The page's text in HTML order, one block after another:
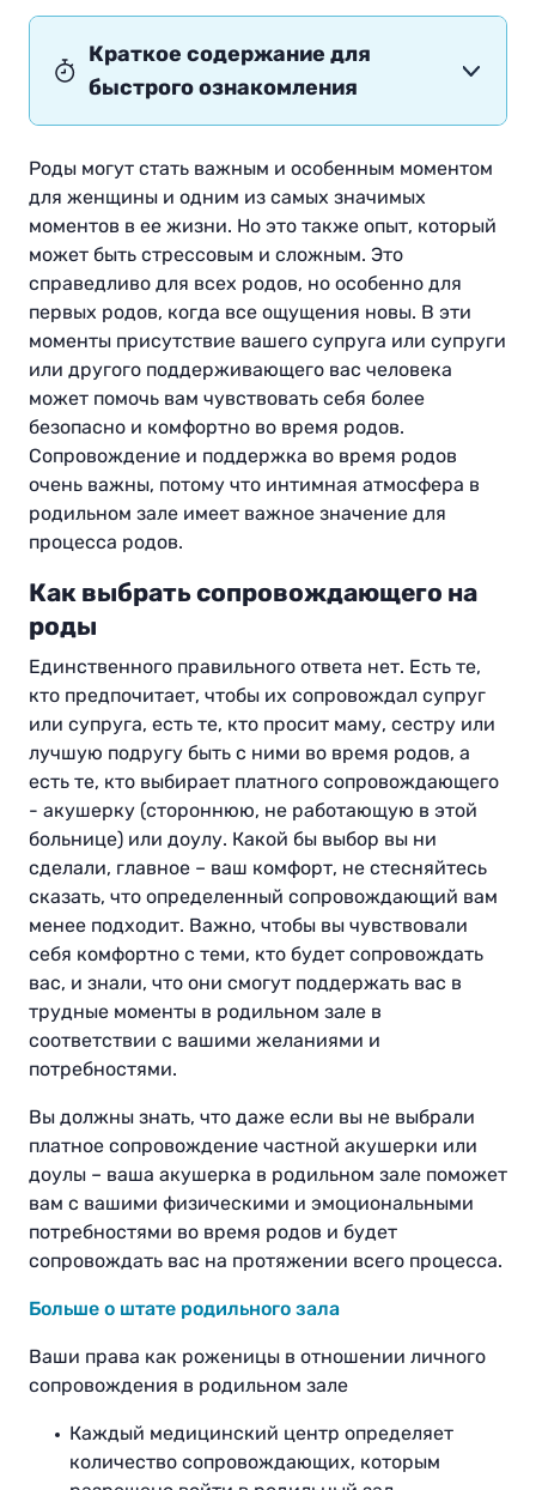
Краткое содержание для
быстрого ознакомления
Роды могут стать важным и особенным моментом
для женщины и одним из самых значимых
моментов в ее жизни. Но это также опыт, который
может быть стрессовым и сложным. Это
справедливо для всех родов, но особенно для
первых родов, когда все ощущения новы. В эти
моменты присутствие вашего супруга или супруги
или другого поддерживающего вас человека
может помочь вам чувствовать себя более
безопасно и комфортно во время родов.
Сопровождение и поддержка во время родов
очень важны, потому что интимная атмосфера в
родильном зале имеет важное значение для
процесса родов.
Как выбрать сопровождающего на
роды
Единственного правильного ответа нет. Есть те,
кто предпочитает, чтобы их сопровождал супруг
или супруга, есть те, кто просит маму, сестру или
лучшую подругу быть с ними во время родов, а
есть те, кто выбирает платного сопровождающего
- акушерку (стороннюю, не работающую в этой
больнице) или доулу. Какой бы выбор вы ни
сделали, главное – ваш комфорт, не стесняйтесь
сказать, что определенный сопровождающий вам
менее подходит. Важно, чтобы вы чувствовали
себя комфортно с теми, кто будет сопровождать
вас, и знали, что они смогут поддержать вас в
трудные моменты в родильном зале в
соответствии с вашими желаниями и
потребностями.
Вы должны знать, что даже если вы не выбрали
платное сопровождение частной акушерки или
доулы – ваша акушерка в родильном зале поможет
вам с вашими физическими и эмоциональными
потребностями во время родов и будет
сопровождать вас на протяжении всего процесса.
Больше о штате родильного зала
Ваши права как роженицы в отношении личного
сопровождения в родильном зале
Каждый медицинский центр определяет
количество сопровождающих, которым